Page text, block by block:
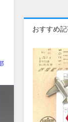
おすすめ